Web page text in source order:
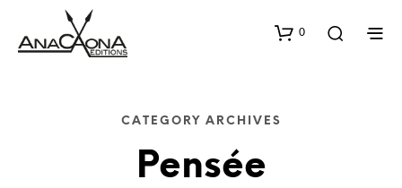
0
CATEGORY ARCHIVES
Pensée